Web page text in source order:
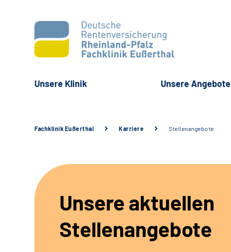
Unsere Klinik Unsere Angebote
Fachklinik Eußerthal Karriere Stellenangebote
Unsere aktuellen
Stellenangebote